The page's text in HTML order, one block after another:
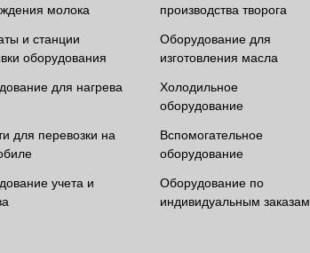
молока
и станции
оборудования
для нагрева
для перевозки на
учета и
производства творога
Оборудование для
изготовления масла
Холодильное
оборудование
Вспомогательное
оборудование
Оборудование по
индивидуальным заказам